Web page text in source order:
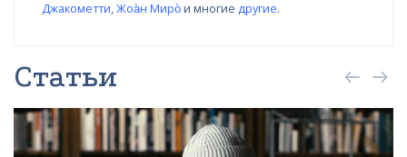
Джакометти,Жоа̀н Миро̀и многие другие.
Статьи